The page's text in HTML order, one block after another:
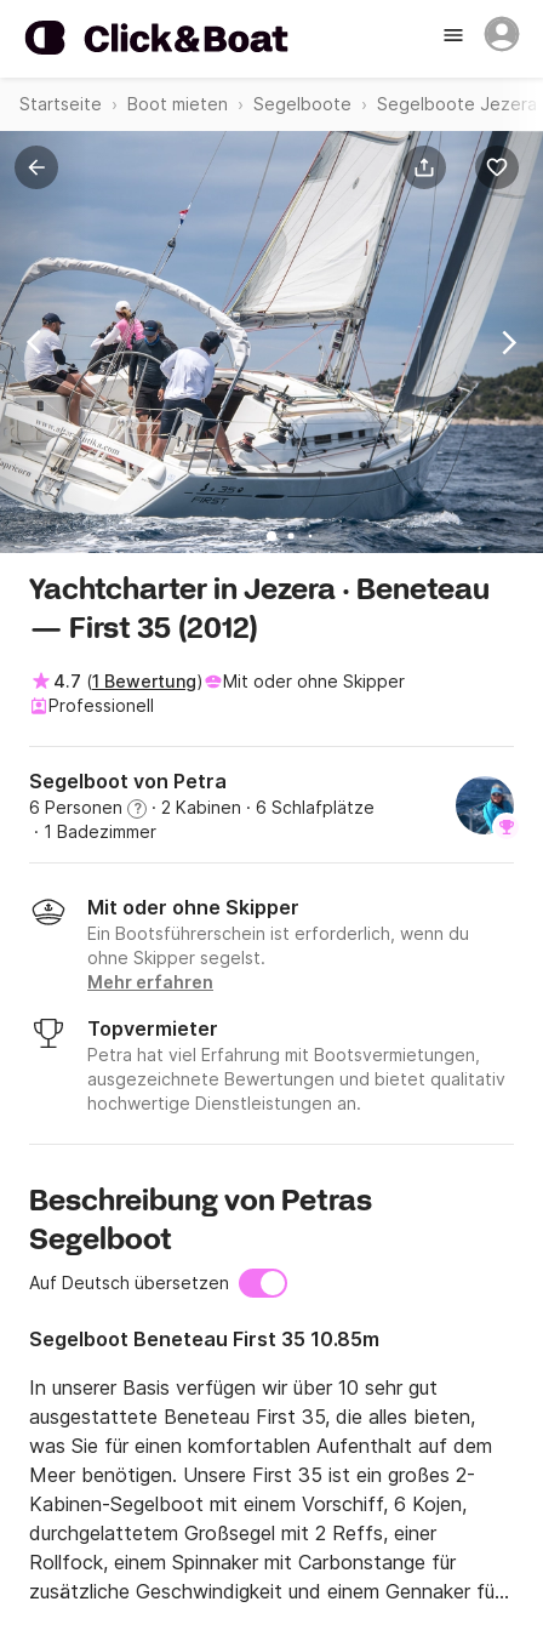
Startseite Boot mieten Segelboote Segelboote Jezera
Yachtcharter in Jezera · Beneteau
— First 35 (2012)
4.7 (1 Bewertung)
Mit oder ohne Skipper
Professionell
Segelboot von Petra
6 Personen ? · 2 Kabinen · 6 Schlafplätze
· 1 Badezimmer
Mit oder ohne Skipper
Ein Bootsführerschein ist erforderlich, wenn du
ohne Skipper segelst.
Mehr erfahren
Topvermieter
Petra hat viel Erfahrung mit Bootsvermietungen,
ausgezeichnete Bewertungen und bietet qualitativ
hochwertige Dienstleistungen an.
Beschreibung von Petras
Segelboot
Auf Deutsch übersetzen
Segelboot Beneteau First 35 10.85m
In unserer Basis verfügen wir über 10 sehr gut
ausgestattete Beneteau First 35, die alles bieten,
was Sie für einen komfortablen Aufenthalt auf dem
Meer benötigen. Unsere First 35 ist ein großes 2-
Kabinen-Segelboot mit einem Vorschiff, 6 Kojen,
durchgelattetem Großsegel mit 2 Reffs, einer
Rollfock, einem Spinnaker mit Carbonstange für
zusätzliche Geschwindigkeit und einem Gennaker für